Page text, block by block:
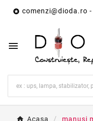
 comenzi@dioda.ro

Acasa
manusi